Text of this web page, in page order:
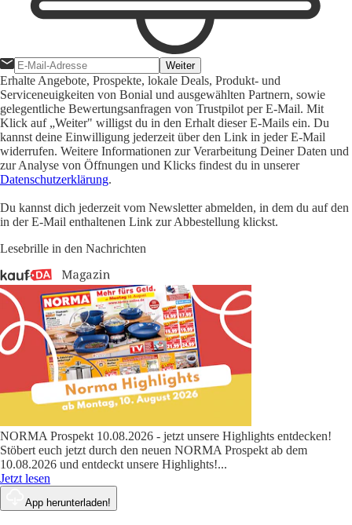
Weiter
Erhalte Angebote, Prospekte, lokale Deals, Produkt- und
Serviceneuigkeiten von Bonial und ausgewählten Partnern, sowie
gelegentliche Bewertungsanfragen von Trustpilot per E-Mail. Mit
Klick auf „Weiter" willigst du in den Erhalt dieser E-Mails ein. Du
kannst deine Einwilligung jederzeit über den Link in jeder E-Mail
widerrufen. Weitere Informationen zur Verarbeitung Deiner Daten und
zur Analyse von Öffnungen und Klicks findest du in unserer
Datenschutzerklärung.
Du kannst dich jederzeit vom Newsletter abmelden, in dem du auf den
in der E-Mail enthaltenen Link zur Abbestellung klickst.
Lesebrille in den Nachrichten
NORMA Prospekt 10.08.2026 - jetzt unsere Highlights entdecken!
Stöbert euch jetzt durch den neuen NORMA Prospekt ab dem
10.08.2026 und entdeckt unsere Highlights!...
Jetzt lesen
App herunterladen!